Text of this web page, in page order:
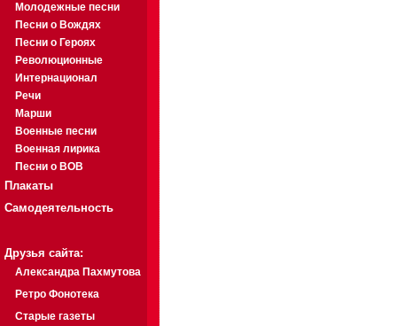
Молодежные песни
Песни о Вождях
Песни о Героях
Революционные
Интернационал
Речи
Марши
Военные песни
Военная лирика
Песни о ВОВ
Плакаты
Самодеятельность
Друзья сайта:
Александра Пахмутова
Ретро Фонотека
Старые газеты